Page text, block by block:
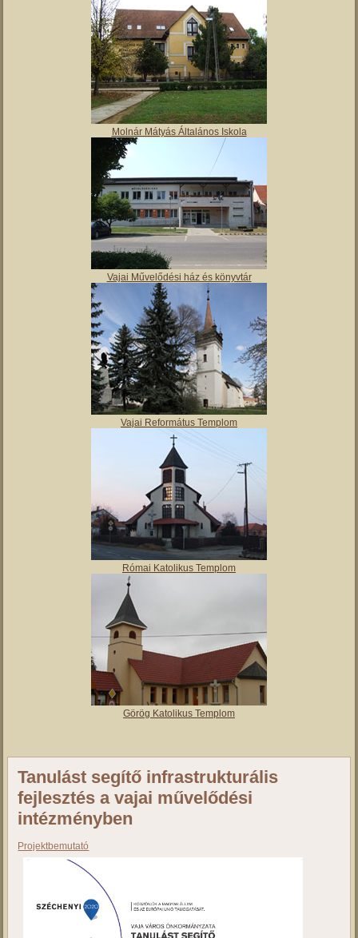
Tulipán Bölcsőde
Tavirózsa Óvoda
Molnár Mátyás Általános Iskola
Vajai Művelődési ház és könyvtár
Vajai Református Templom
Görög Katolikus Templom